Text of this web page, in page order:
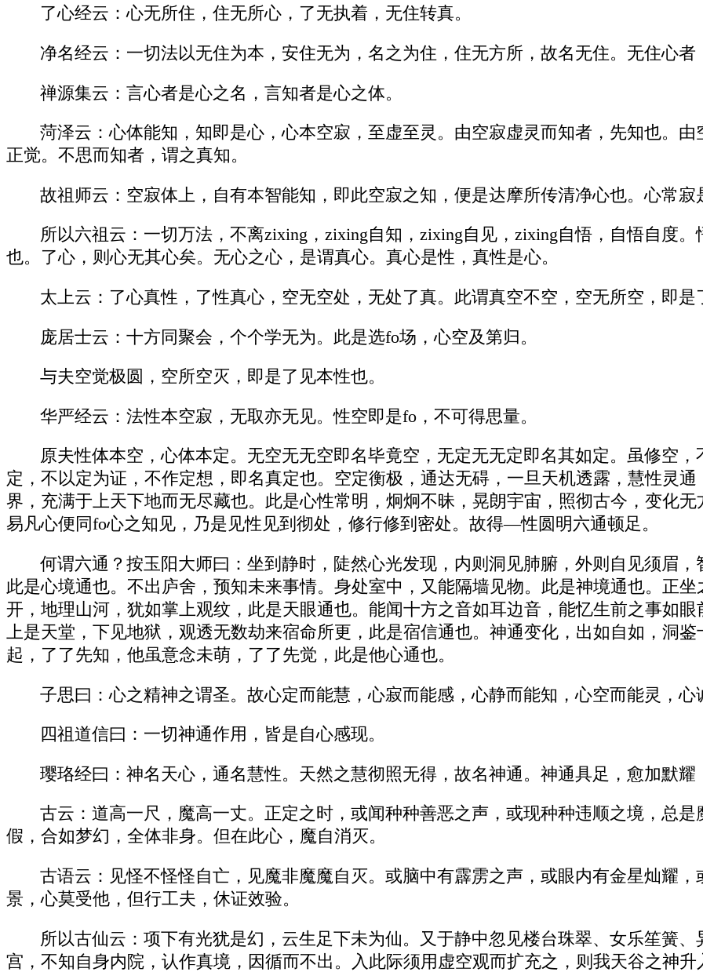
了心经云：心无所住，住无所心，了无执着，无住转真。
净名经云：一切法以无住为本，安住无为，名之为住，住无方所，故名无住。无住心者
禅源集云：言心者是心之名，言知者是心之体。
菏泽云：心体能知，知即是心，心本空寂，至虚至灵。由空寂虚灵而知者，先知也。
正觉。不思而知者，谓之真知。
故祖师云：空寂体上，自有本智能知，即此空寂之知，便是达摩所传清净心也。心常
所以六祖云：一切万法，不离zixing，zixing自知，zixing自见，zixing自悟，自悟自度
也。了心，则心无其心矣。无心之心，是谓真心。真心是性，真性是心。
太上云：了心真性，了性真心，空无空处，无处了真。此谓真空不空，空无所空，即是
庞居士云：十方同聚会，个个学无为。此是选fo场，心空及第归。
与夫空觉极圆，空所空灭，即是了见本性也。
华严经云：法性本空寂，无取亦无见。性空即是fo，不可得思量。
原夫性体本空，心体本定。无空无无空即名毕竟空，无定无无定即名其如定。虽修空
定，不以定为证，不作定想，即名真定也。空定衡极，通达无碍，一旦天机透露，慧性灵
界，充满于上天下地而无尽藏也。此是心性常明，炯炯不昧，晃朗宇宙，照彻古今，变化
易凡心便同fo心之知见，乃是见性见到彻处，修行修到密处。故得—性圆明六通顿足。
何谓六通？按玉阳大师曰：坐到静时，陡然心光发现，内则洞见肺腑，外则自见须眉
此是心境通也。不出庐舍，预知未来事情。身处室中，又能隔墙见物。此是神境通也。正
开，地理山河，犹如掌上观纹，此是天眼通也。能闻十方之音如耳边音，能忆生前之事如
上是天堂，下见地狱，观透无数劫来宿命所更，此是宿信通也。神通变化，出如自如，洞
起，了了先知，他虽意念未萌，了了先觉，此是他心通也。
子思曰：心之精神之谓圣。故心定而能慧，心寂而能感，心静而能知，心空而能灵，
四祖道信曰：一切神通作用，皆是自心感现。
璎珞经曰：神名天心，通名慧性。天然之慧彻照无得，故名神通。神通具足，愈加默
古云：道高一尺，魔高一丈。正定之时，或闻种种善恶之声，或现种种违顺之境，总
假，合如梦幻，全体非身。但在此心，魔自消灭。
古语云：见怪不怪怪自亡，见魔非魔魔自灭。或脑中有霹雳之声，或眼内有金星灿耀
景，心莫受他，但行工夫，休证效验。
所以古仙云：项下有光犹是幻，云生足下未为仙。又于静中忽见楼台珠翠、女乐笙簧
宫，不知自身内院，认作真境，因循而不出。入此际须用虚空观而扩充之，则我天谷之神